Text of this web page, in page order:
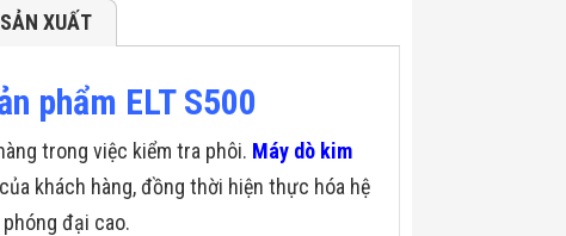
XUẤT
phẩm ELT S500
trong việc kiểm tra phôi. Máy dò kim
khách hàng, đồng thời hiện thực hóa hệ
đại cao.